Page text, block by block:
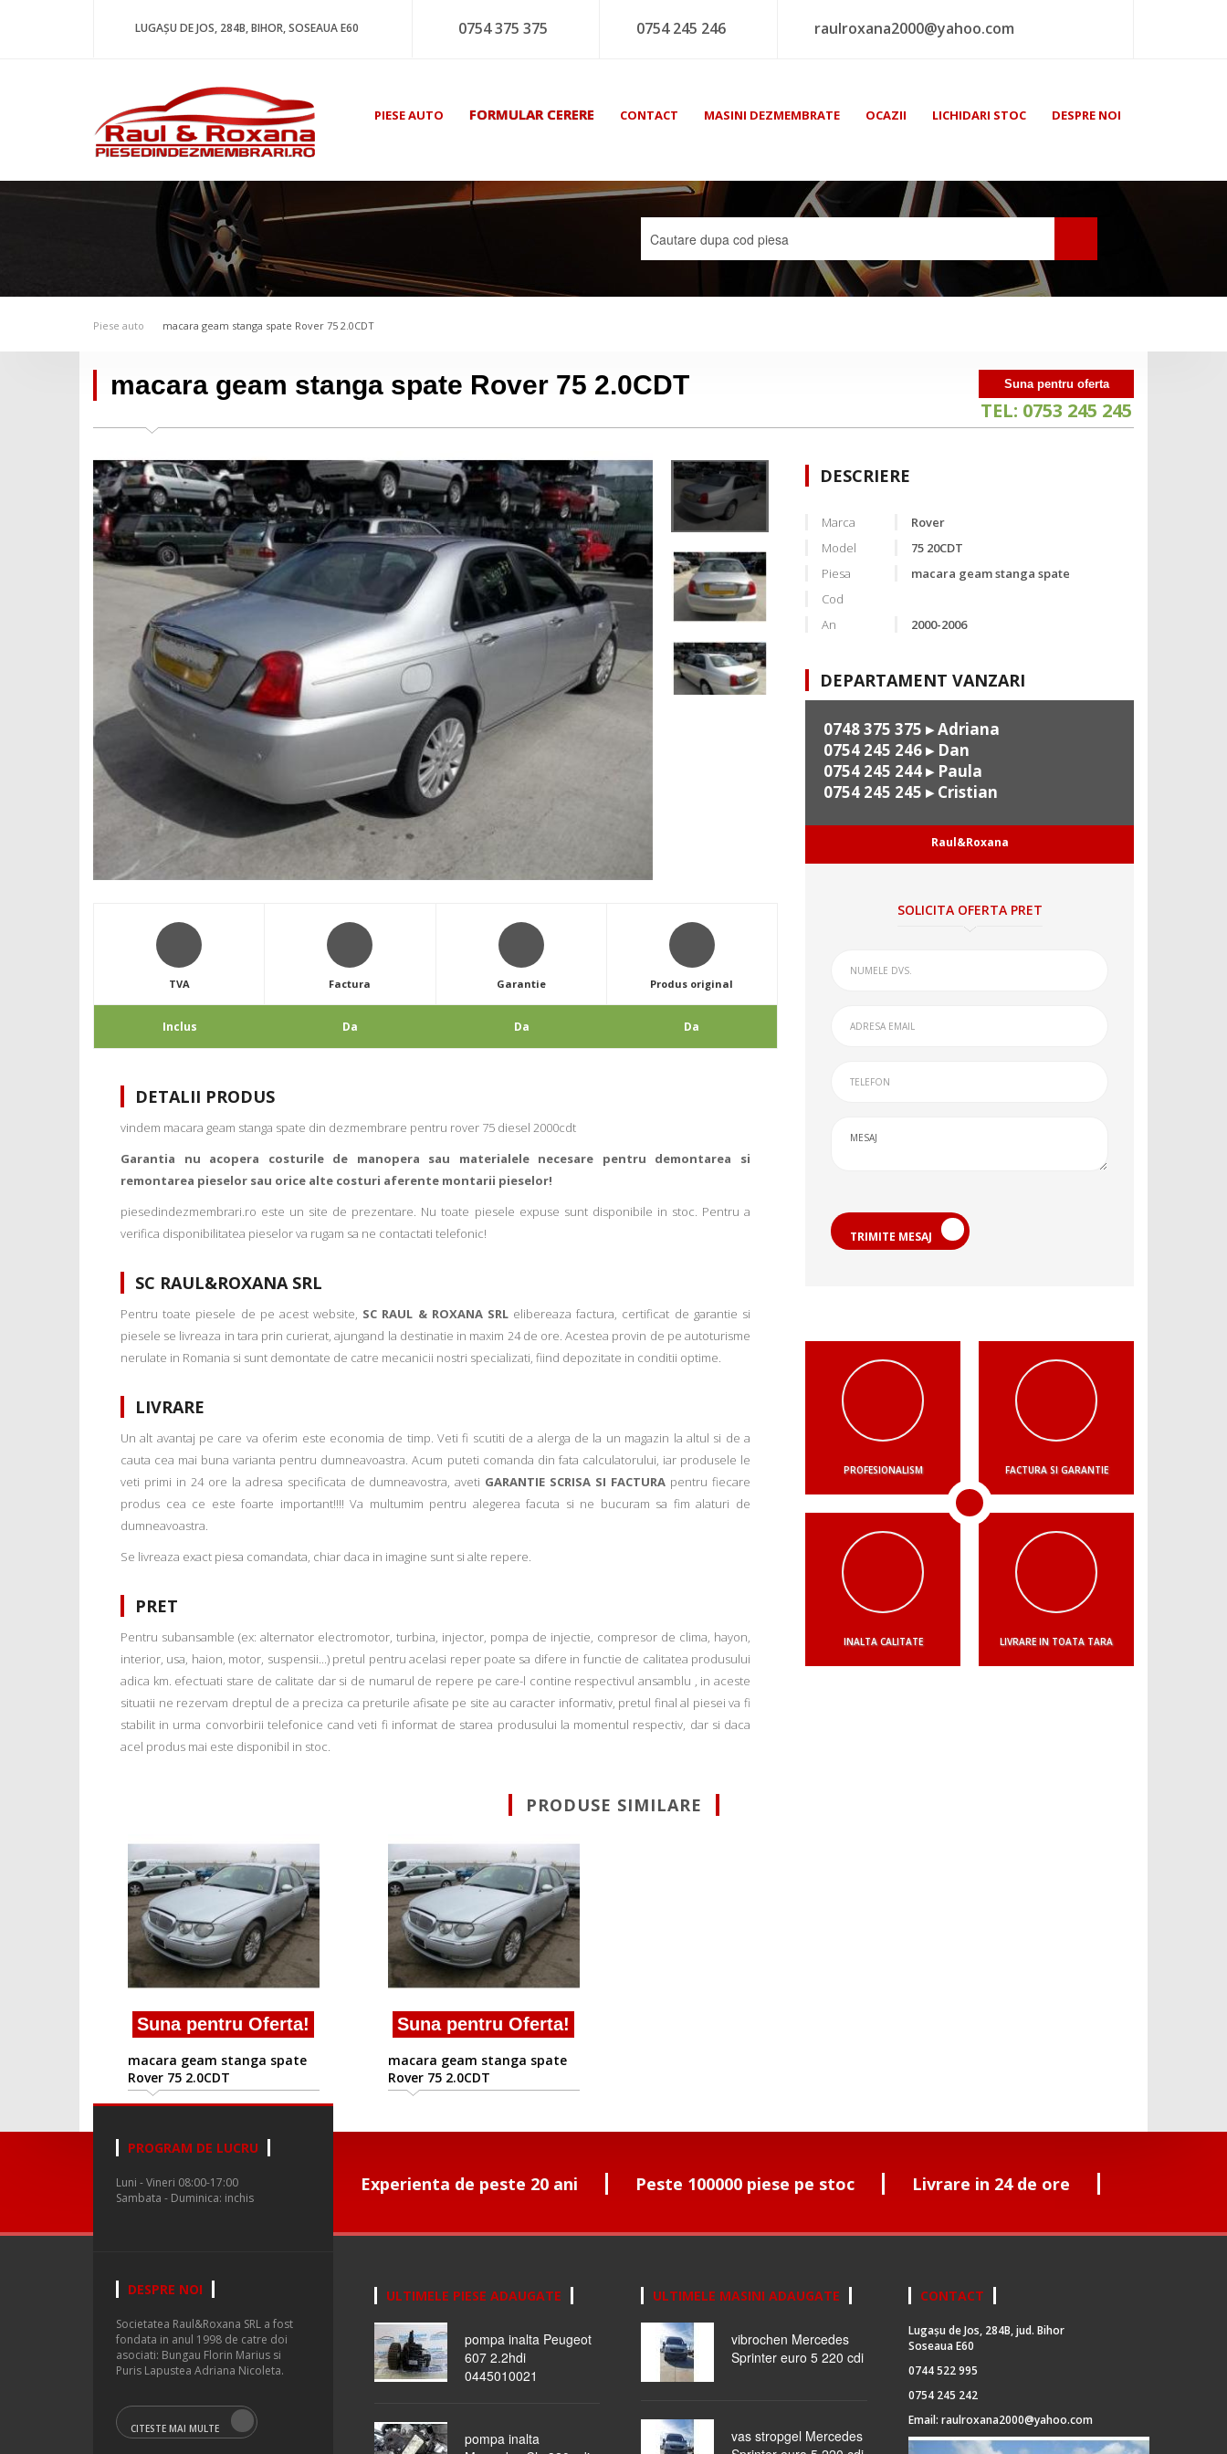
LUGAȘU DE JOS, 284B, BIHOR, SOSEAUA E60 0754 375 375 0754 245 246 raulroxana2000@yahoo.com
PIESE AUTO FORMULAR CERERE CONTACT MASINI DEZMEMBRATE OCAZII LICHIDARI STOC DESPRE NOI
Piese auto macara geam stanga spate Rover 75 2.0CDT
macara geam stanga spate Rover 75 2.0CDT Suna pentru oferta
TEL: 0753 245 245
TVA
Inclus
Factura
Da
Garantie
Da
Produs original
Da
DETALII PRODUS
vindem macara geam stanga spate din dezmembrare pentru rover 75 diesel 2000cdt
Garantia nu acopera costurile de manopera sau materialele necesare pentru demontarea si
remontarea pieselor sau orice alte costuri aferente montarii pieselor!
piesedindezmembrari.ro este un site de prezentare. Nu toate piesele expuse sunt disponibile in stoc. Pentru a
verifica disponibilitatea pieselor va rugam sa ne contactati telefonic!
SC RAUL&ROXANA SRL
Pentru toate piesele de pe acest website, SC RAUL & ROXANA SRLelibereaza factura, certificat de garantie si
piesele se livreaza in tara prin curierat, ajungand la destinatie in maxim 24 de ore. Acestea provin de pe autoturisme
nerulate in Romania si sunt demontate de catre mecanicii nostri specializati, fiind depozitate in conditii optime.
LIVRARE
Un alt avantaj pe care va oferim este economia de timp. Veti fi scutiti de a alerga de la un magazin la altul si de a
cauta cea mai buna varianta pentru dumneavoastra. Acum puteti comanda din fata calculatorului, iar produsele le
veti primi in 24 ore la adresa specificata de dumneavostra, aveti GARANTIE SCRISA SI FACTURA pentru fiecare
produs cea ce este foarte important!!!! Va multumim pentru alegerea facuta si ne bucuram sa fim alaturi de
dumneavoastra.
Se livreaza exact piesa comandata, chiar daca in imagine sunt si alte repere.
PRET
Pentru subansamble (ex: alternator electromotor, turbina, injector, pompa de injectie, compresor de clima, hayon,
interior, usa, haion, motor, suspensii...) pretul pentru acelasi reper poate sa difere in functie de calitatea produsului
adica km. efectuati stare de calitate dar si de numarul de repere pe care-l contine respectivul ansamblu , in aceste
situatii ne rezervam dreptul de a preciza ca preturile afisate pe site au caracter informativ, pretul final al piesei va fi
stabilit in urma convorbirii telefonice cand veti fi informat de starea produsului la momentul respectiv, dar si daca
acel produs mai este disponibil in stoc.
DESCRIERE
Marca
Rover
Model
75 20CDT
Piesa
macara geam stanga spate
Cod
An
2000-2006
DEPARTAMENT VANZARI
0748 375 375 ▸ Adriana
0754 245 246▸ Dan
0754 245 244▸ Paula
0754 245 245 ▸ Cristian
Raul&Roxana
SOLICITA OFERTA PRET
TRIMITE MESAJ
PROFESIONALISM FACTURA SI GARANTIE
INALTA CALITATE LIVRARE IN TOATA TARA
PRODUSE SIMILARE
Suna pentru Oferta!
macara geam stanga spate
Rover 75 2.0CDT
Suna pentru Oferta!
macara geam stanga spate
Rover 75 2.0CDT
Experienta de peste 20 ani Peste 100000 piese pe stoc Livrare in 24 de ore
PROGRAM DE LUCRU
Luni - Vineri 08:00-17:00
Sambata - Duminica: inchis
DESPRE NOI
Societatea Raul&Roxana SRL a fost
fondata in anul 1998 de catre doi
asociati: Bungau Florin Marius si
Puris Lapustea Adriana Nicoleta.
CITESTE MAI MULTE
ULTIMELE PIESE ADAUGATE
pompa inalta Peugeot
607 2.2hdi
0445010021
pompa inalta
ULTIMELE MASINI ADAUGATE
vibrochen Mercedes
Sprinter euro 5 220 cdi
vas stropgel Mercedes
CONTACT
Lugașu de Jos, 284B, jud. Bihor
Soseaua E60
0744 522 995
0754 245 242
Email: raulroxana2000@yahoo.com